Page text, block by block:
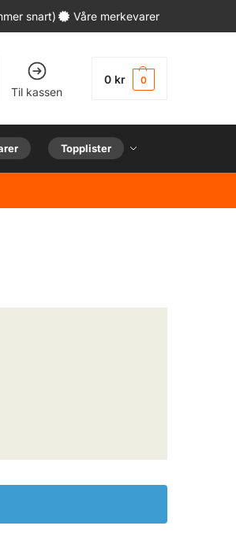
snart) Våre merkevarer
Til kassen
0 kr 0
Topplister